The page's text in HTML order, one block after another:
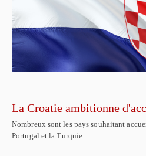
La Croatie ambitionne
Nombreux sont les pays souhaitant
Portugal et la Turquie…